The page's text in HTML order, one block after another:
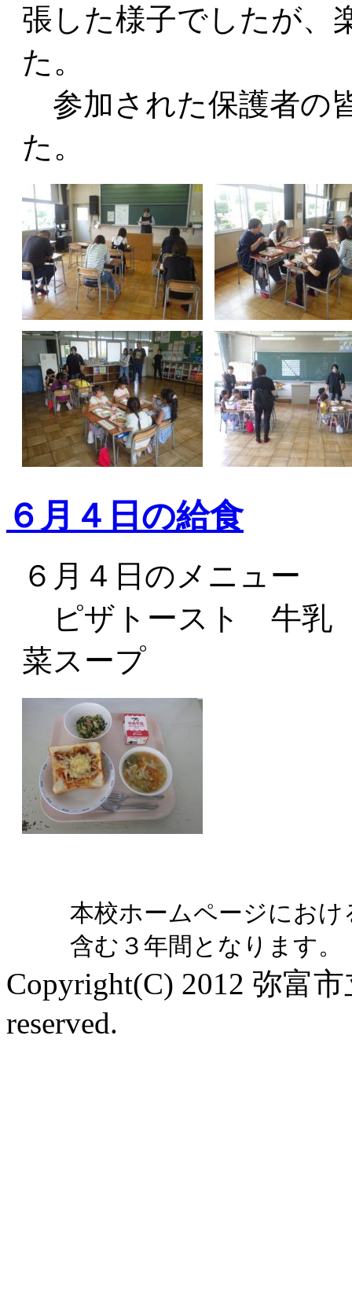
張した様子でしたが、
た。
参加された保護者の
た。
６月４日の給食
６月４日のメニュー
ピザトースト 牛乳
菜スープ
本校ホームページにお
含む３年間となります。
Copyright(C) 2012 弥富
reserved.